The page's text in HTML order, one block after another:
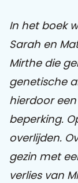
E-
Praat
Clientdossier
In het boek
Sarah en
Mirthe die
genetische
hierdoor
beperking.
overlijden.
gezin met
verlies van